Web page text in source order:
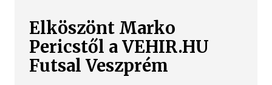
Elköszönt Marko
Pericstől a VEHIR.HU
Futsal Veszprém